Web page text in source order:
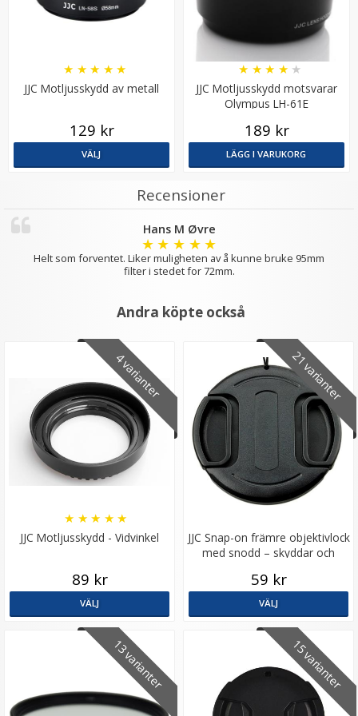
Step Up Ring 52-55mm - Gör filtergängan större
★★★★★
69 kr
LÄGG I VARUKORG
JJC Motljusskydd av metall
★ ★ ★ ★ ★
129 kr
VÄLJ
JJC Motljusskydd motsvarar
Olympus LH-61E
★ ★ ★ ★ ★
189 kr
LÄGG I VARUKORG
Recensioner
Hans M Øvre
★ ★ ★ ★ ★
Helt som forventet. Liker muligheten av å kunne bruke 95mm
filter i stedet for 72mm.
Andra köpte också
4 varianter
JJC Motljusskydd - Vidvinkel
★ ★ ★ ★ ★
89 kr
VÄLJ
21 varianter
JJC Snap-on främre objektivlock
med snodd – skyddar och
59 kr
VÄLJ
13 varianter 15 varianter